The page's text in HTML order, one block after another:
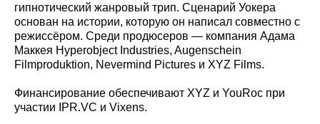
гипнотический жанровый трип. Сценарий Уокера
основан на истории, которую он написал совместно с
режиссёром. Среди продюсеров — компания Адама
Маккея Hyperobject Industries, Augenschein
Filmproduktion, Nevermind Pictures и XYZ Films.
Финансирование обеспечивают XYZ и YouRoc при
участии IPR.VC и Vixens.